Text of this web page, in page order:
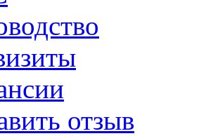
отзыв